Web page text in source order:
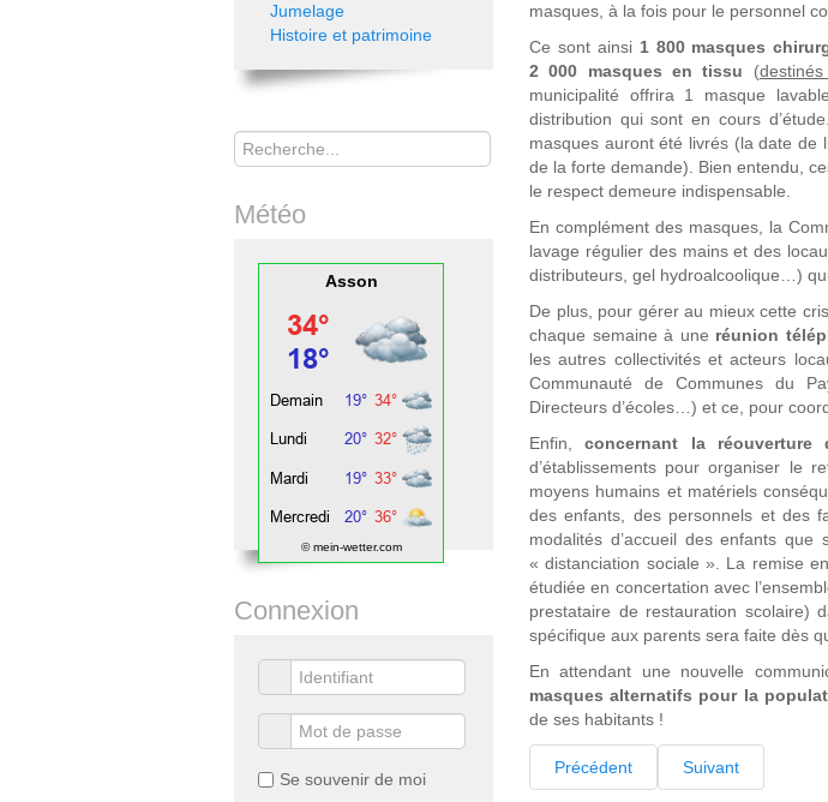
masques, à la fois pour le personnel
Ce sont ainsi 1 800 masques
2 000 masques en tissu (
municipalité offrira 1 masque
distribution qui sont en cours
masques auront été livrés (la date de
de la forte demande). Bien entendu,
le respect demeure indispensable.
En complément des masques, la
lavage régulier des mains et des
distributeurs, gel hydroalcoolique…)
De plus, pour gérer au mieux cette
chaque semaine à une réunion
les autres collectivités et acteurs
Communauté de Communes du
Directeurs d’écoles…) et ce, pour
Enfin,concernant la réouverture
d’établissements pour organiser le
moyens humains et matériels
des enfants, des personnels et des
modalités d’accueil des enfants
« distanciation sociale ». La remise
étudiée en concertation avec
prestataire de restauration scolaire)
spécifique aux parents sera faite dès
En attendant une nouvelle
masques alternatifs pour la
de ses habitants !
Précédent Suivant
Jumelage
Histoire et patrimoine
Rechercher
Météo
Asson
© mein-wetter.com
Connexion
Se souvenir de moi